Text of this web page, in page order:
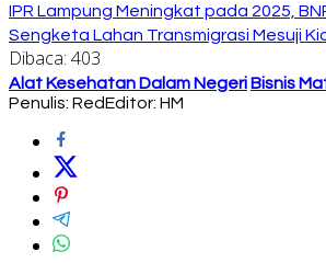
IPR Lampung Meningkat pada 2025,
Sengketa Lahan Transmigrasi Mesuji
Dibaca: 403
Alat Kesehatan Dalam Negeri Bisnis
Penulis: RedEditor: HM